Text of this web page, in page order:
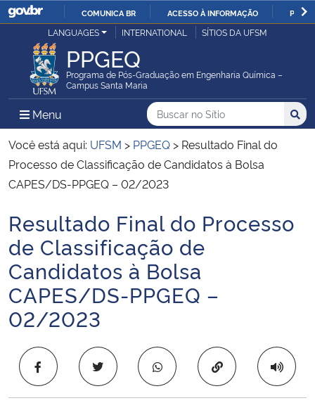
IR
O
COMUNICA BR ACESSO À INFORMAÇÃO
Ministério da Justiça e Segurança Pública
Ministério da Defesa
Ministério das Relações Exteriores
Ministério da Economia
Ministério da Infraestrutura
Ministério da Agricultura, Pecuária e Abastecimento
Ministério da Educação
Ministério da Cidadania
Ministério da Saúde
Ministério de Minas e Energia
LANGUAGES INTERNATIONAL SÍTIOS DA UFSM
PPGEQ
Programa de Pós-Graduação em Engenharia Química –
Campus Santa Maria
Menu Menu Principal do Sítio
Busca
Buscar no no Sítio
Busca:
Você está aqui: UFSM > PPGEQ > Resultado Final do
Processo de Classificação de Candidatos à Bolsa
CAPES/DS-PPGEQ – 02/2023
Início do conteúdo
Resultado Final do Processo
de Classificação de
Candidatos à Bolsa
CAPES/DS-PPGEQ –
02/2023
Copiar para área